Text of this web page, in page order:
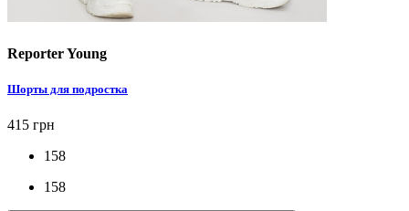
Reporter Young
Шорты для подростка
415 грн
158
158